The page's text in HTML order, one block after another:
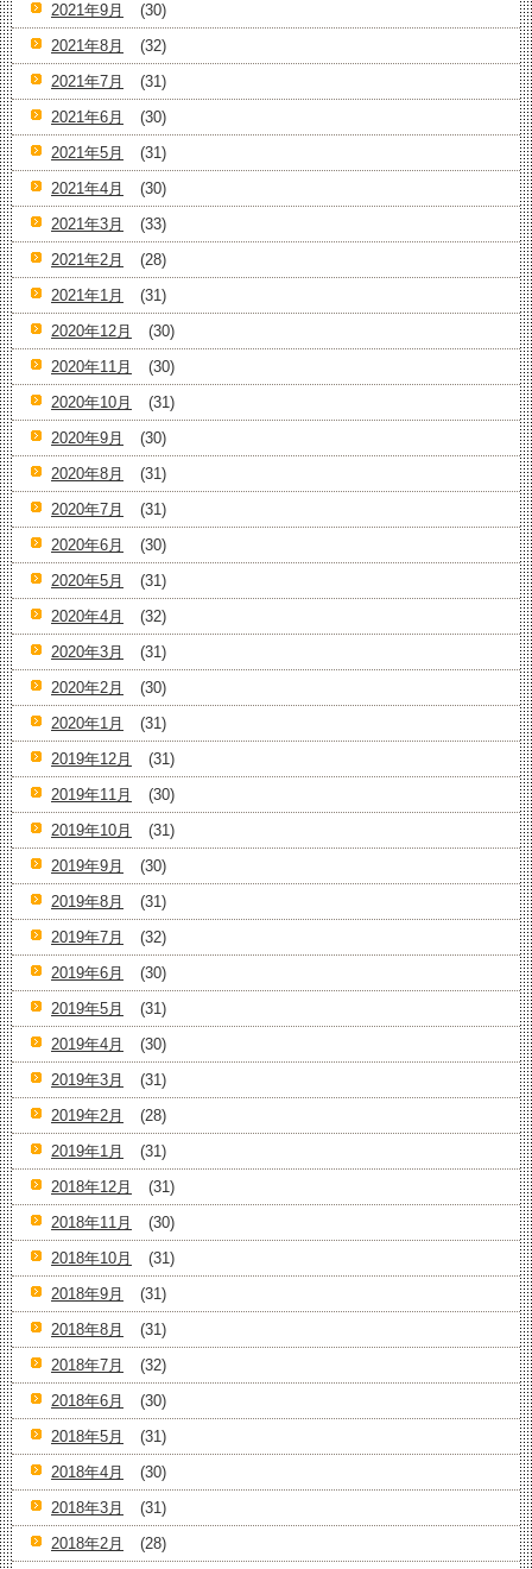
2021年9月
(30)
2021年8月
(32)
2021年7月
(31)
2021年6月
(30)
2021年5月
(31)
2021年4月
(30)
2021年3月
(33)
2021年2月
(28)
2021年1月
(31)
2020年12月
(30)
2020年11月
(30)
2020年10月
(31)
2020年9月
(30)
2020年8月
(31)
2020年7月
(31)
2020年6月
(30)
2020年5月
(31)
2020年4月
(32)
2020年3月
(31)
2020年2月
(30)
2020年1月
(31)
2019年12月
(31)
2019年11月
(30)
2019年10月
(31)
2019年9月
(30)
2019年8月
(31)
2019年7月
(32)
2019年6月
(30)
2019年5月
(31)
2019年4月
(30)
2019年3月
(31)
2019年2月
(28)
2019年1月
(31)
2018年12月
(31)
2018年11月
(30)
2018年10月
(31)
2018年9月
(31)
2018年8月
(31)
2018年7月
(32)
2018年6月
(30)
2018年5月
(31)
2018年4月
(30)
2018年3月
(31)
2018年2月
(28)